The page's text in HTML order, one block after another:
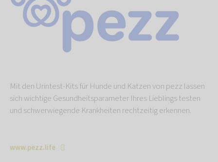
Mit den Urintest-Kits für Hunde und Katzen von pezz lassen
sich wichtige Gesundheitsparameter Ihres Lieblings testen
und schwerwiegende Krankheiten rechtzeitig erkennen.
www.pezz.life